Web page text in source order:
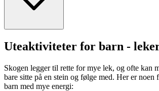
Uteaktiviteter for barn -
Skogen legger til rette for mye lek, og ofte kan
bare sitte på en stein og følge med. Her er
barn med mye energi: